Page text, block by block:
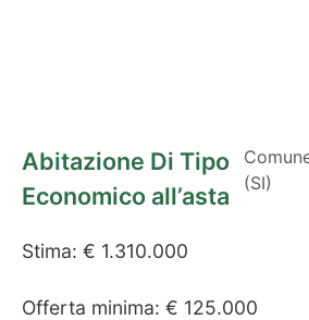
Abitazione Di Tipo
Economico all’asta
(SI)
Stima: € 1.310.000
Offerta minima: € 125.000